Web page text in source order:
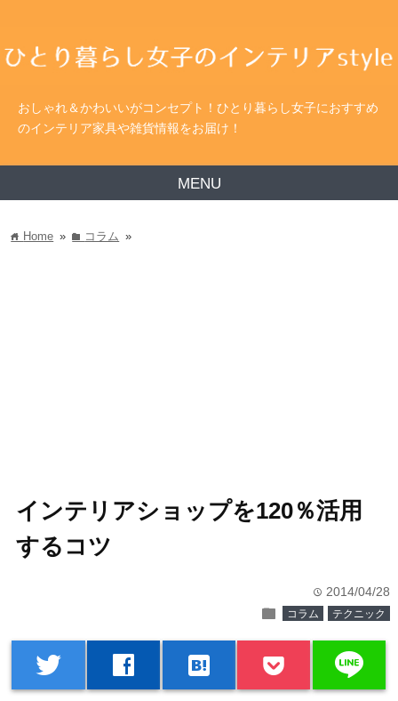
おしゃれ＆かわいいがコンセプト！ひとり暮らし女子におすすめ
のインテリア家具や雑貨情報をお届け！
MENU
home Home » folder コラム »
インテリアショップを120％活用
するコツ
time 2014/04/28
folder コラム テクニック
twitter facebook hatenabookmark line